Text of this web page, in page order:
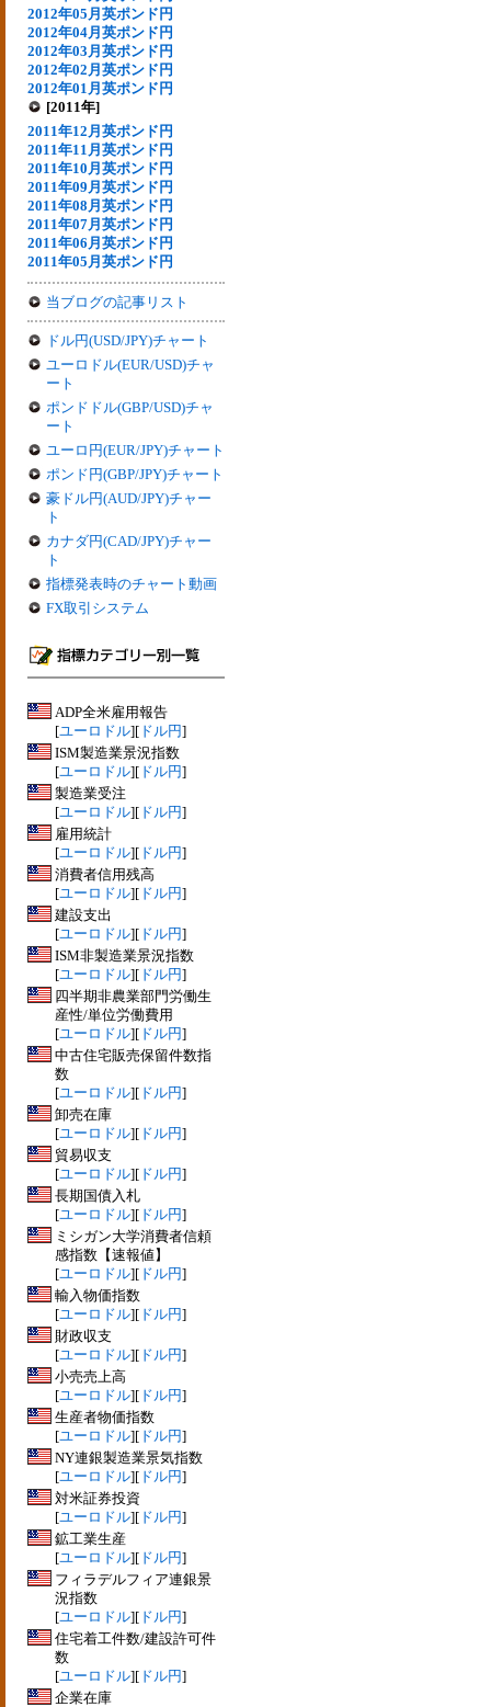
2012年05月英ポンド円
2012年04月英ポンド円
2012年03月英ポンド円
2012年02月英ポンド円
2012年01月英ポンド円
[2011年]
2011年12月英ポンド円
2011年11月英ポンド円
2011年10月英ポンド円
2011年09月英ポンド円
2011年08月英ポンド円
2011年07月英ポンド円
2011年06月英ポンド円
2011年05月英ポンド円
当ブログの記事リスト
ドル円(USD/JPY)チャート
ユーロドル(EUR/USD)チャ
ート
ポンドドル(GBP/USD)チャ
ート
ユーロ円(EUR/JPY)チャート
ポンド円(GBP/JPY)チャート
豪ドル円(AUD/JPY)チャー
ト
カナダ円(CAD/JPY)チャー
ト
指標発表時のチャート動画
FX取引システム
ADP全米雇用報告
[ユーロドル][ ドル円]
ISM製造業景況指数
[ユーロドル][ ドル円]
製造業受注
[ユーロドル][ ドル円]
雇用統計
[ユーロドル][ ドル円]
消費者信用残高
[ユーロドル][ ドル円]
建設支出
[ユーロドル][ ドル円]
ISM非製造業景況指数
[ユーロドル][ ドル円]
四半期非農業部門労働生
産性/単位労働費用
[ユーロドル][ ドル円]
中古住宅販売保留件数指
数
[ユーロドル][ ドル円]
卸売在庫
[ユーロドル][ ドル円]
貿易収支
[ユーロドル][ ドル円]
長期国債入札
[ユーロドル][ ドル円]
ミシガン大学消費者信頼
感指数【速報値】
[ユーロドル][ ドル円]
輸入物価指数
[ユーロドル][ ドル円]
財政収支
[ユーロドル][ ドル円]
小売売上高
[ユーロドル][ ドル円]
生産者物価指数
[ユーロドル][ ドル円]
NY連銀製造業景気指数
[ユーロドル][ ドル円]
対米証券投資
[ユーロドル][ ドル円]
鉱工業生産
[ユーロドル][ ドル円]
フィラデルフィア連銀景
況指数
[ユーロドル][ ドル円]
住宅着工件数/建設許可件
数
[ユーロドル][ ドル円]
企業在庫